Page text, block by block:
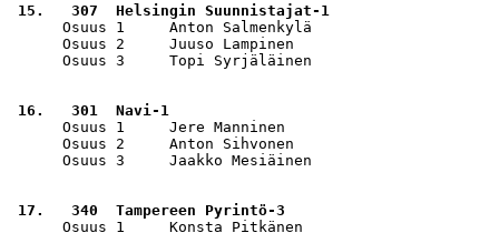
15.   307  Helsingin Suunnistajat-1
Osuus 1     Anton Salmenkylä
Osuus 2     Juuso Lampinen
Osuus 3     Topi Syrjäläinen
16.   301  Navi-1
Osuus 1     Jere Manninen
Osuus 2     Anton Sihvonen
Osuus 3     Jaakko Mesiäinen
17.   340  Tampereen Pyrintö-3
Osuus 1     Konsta Pitkänen